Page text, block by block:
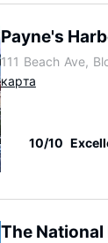
Payne's
111 Beach Ave,
карта
10/10
The National